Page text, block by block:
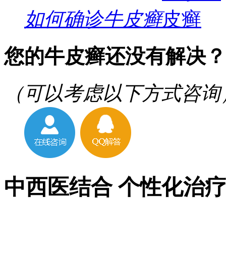
如何确诊牛皮癣
您的牛皮癣还没有解决？
（可以考虑以下方式咨询
中西医结合 个性化治